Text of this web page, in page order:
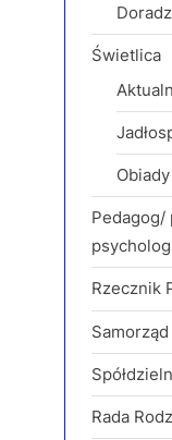
Świetlica
Obiady
Pedagog/
psycholog
Rzecznik
Rada